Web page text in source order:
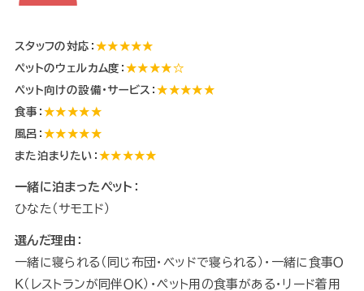
スタッフの対応： ★★★★★
ペットのウェルカム度：★★★★☆
ペット向けの設備・サービス：★★★★★
食事：★★★★★
風呂：★★★★★
また泊まりたい： ★★★★★
一緒に泊まったペット：
ひなた（サモエド）
選んだ理由：
一緒に寝られる（同じ布団・ベッドで寝られる）・一緒に食事Ｏ
Ｋ（レストランが同伴ＯＫ）・ペット用の食事がある・リード着用